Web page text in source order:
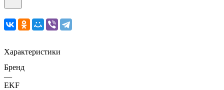
Характеристики
Бренд
—
EKF